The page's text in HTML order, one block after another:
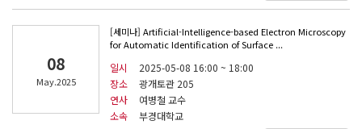
08
May.2025
[세미나] Artificial-Intelligence-based Electron Microscopy
for Automatic Identification of Surface ...
일시
2025-05-08 16:00 ~ 18:00
장소
광개토관 205
연사
여병철 교수
소속
부경대학교